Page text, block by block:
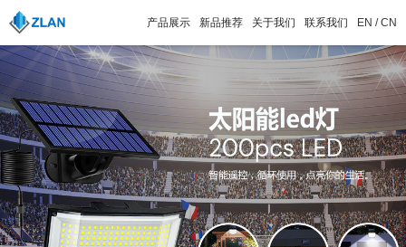
EN /CN
产品展示 新品推荐 关于我们 联系我们